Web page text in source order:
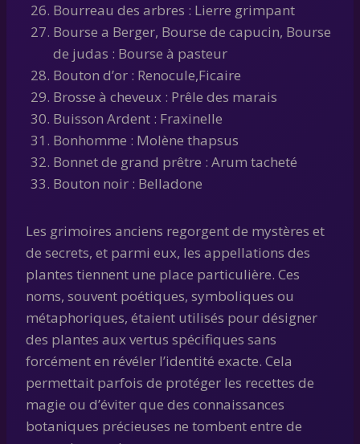
Bourreau des arbres : Lierre grimpant
Bourse a Berger, Bourse de capucin, Bourse
de judas : Bourse à pasteur
Bouton d’or : Renocule,Ficaire
Brosse à cheveux : Prêle des marais
Buisson Ardent : Fraxinelle
Bonhomme : Molène thapsus
Bonnet de grand prêtre : Arum tacheté
Bouton noir : Belladone
Les grimoires anciens regorgent de mystères et
de secrets, et parmi eux, les appellations des
plantes tiennent une place particulière. Ces
noms, souvent poétiques, symboliques ou
métaphoriques, étaient utilisés pour désigner
des plantes aux vertus spécifiques sans
forcément en révéler l’identité exacte. Cela
permettait parfois de protéger les recettes de
magie ou d’éviter que des connaissances
botaniques précieuses ne tombent entre de